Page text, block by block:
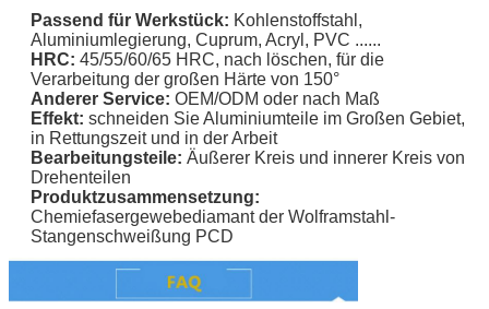
Passend für Werkstück: Kohlenstoffstahl,
Aluminiumlegierung, Cuprum, Acryl, PVC ......
HRC: 45/55/60/65 HRC, nach löschen, für die
Verarbeitung der großen Härte von 150°
Anderer Service: OEM/ODM oder nach Maß
Effekt: schneiden Sie Aluminiumteile im Großen Gebiet,
in Rettungszeit und in der Arbeit
Bearbeitungsteile: Äußerer Kreis und innerer Kreis von
Drehenteilen
Produktzusammensetzung:
Chemiefasergewebediamant der Wolframstahl-
Stangenschweißung PCD